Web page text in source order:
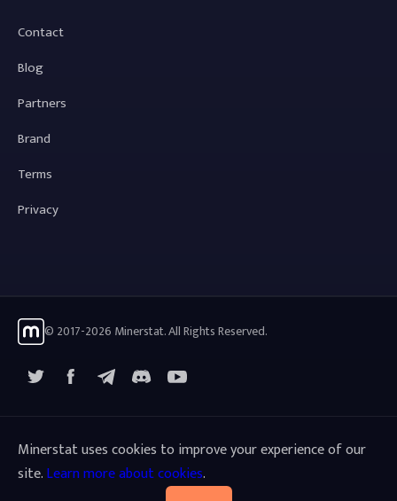
Contact
Blog
Partners
Brand
Terms
Privacy
© 2017-2026 Minerstat. All Rights Reserved.
FacebookTelegramYouTube
Minerstat uses cookies to improve your experience of our
site.Learn more about cookies.